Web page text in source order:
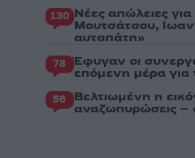
130 Νέες απώλειες
Μουτσάτσου,
αυταπάτη»
78 Έφυγαν οι
επόμενη μέρα για
56 Βελτιωμένη η
αναζωπυρώσεις –